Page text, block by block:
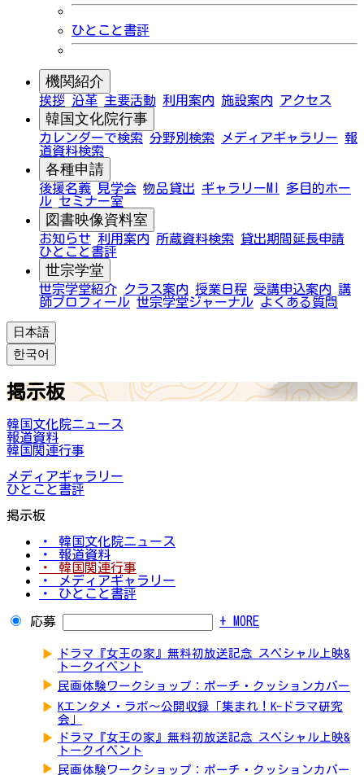
ひとこと書評
機関紹介
挨拶 沿革 主要活動 利用案内 施設案内 アクセス
韓国文化院行事
カレンダーで検索 分野別検索 メディアギャラリー 報
道資料検索
各種申請
後援名義 見学会 物品貸出 ギャラリーMI
多目的ホー
ル セミナー室
図書映像資料室
お知らせ 利用案内 所蔵資料検索
貸出期間延長申請
ひとこと書評
世宗学堂
世宗学堂紹介 クラス案内 授業日程 受講申込案内 講
師プロフィール 世宗学堂ジャーナル よくある質問
日本語
한국어
掲示板
韓国文化院ニュース
報道資料
韓国関連行事
メディアギャラリー
ひとこと書評
掲示板
・ 韓国文化院ニュース
・ 報道資料
・ 韓国関連行事
・ メディアギャラリー
・ ひとこと書評
応募 + MORE
▶
ドラマ『女王の家』無料初放送記念 スペシャル上映&
トークイベント
▶ 民画体験ワークショップ：ポーチ・クッションカバー
▶ Kエンタメ・ラボ～公開収録「集まれ！K-ドラマ研究
会」
▶
ドラマ『女王の家』無料初放送記念 スペシャル上映&
トークイベント
▶ 民画体験ワークショップ：ポーチ・クッションカバー